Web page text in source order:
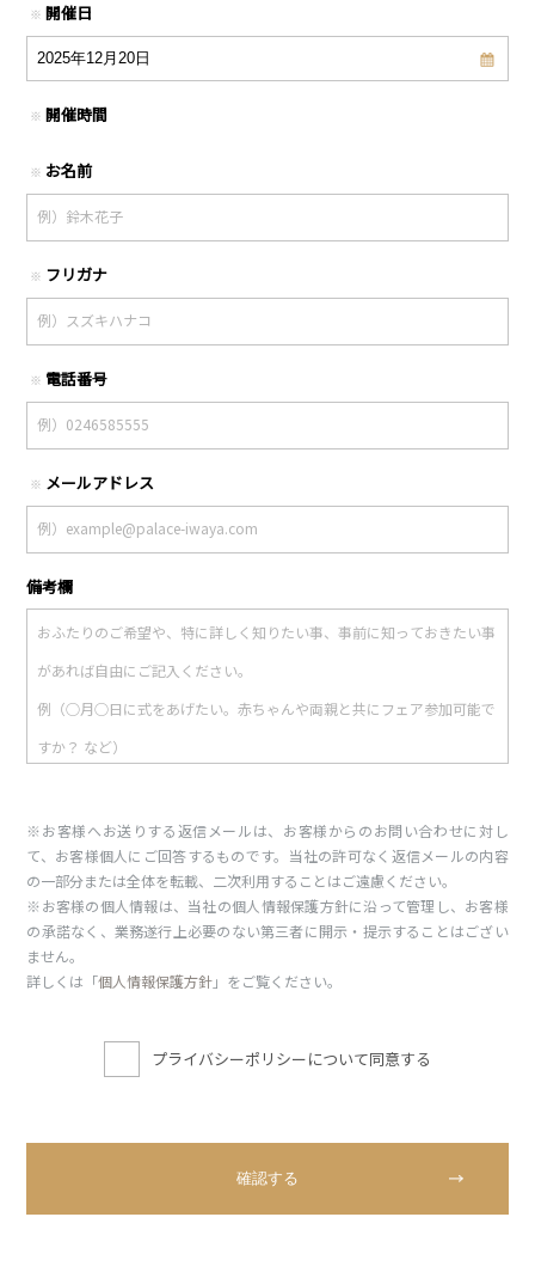
※ 開催日
※ 開催時間
※ お名前
※ フリガナ
※ 電話番号
※ メールアドレス
備考欄
※お客様へお送りする返信メールは、お客様からのお問い合わせに対し
て、お客様個人にご回答するものです。当社の許可なく返信メールの内容
の一部分または全体を転載、二次利用することはご遠慮ください。
※お客様の個人情報は、当社の個人情報保護方針に沿って管理し、お客様
の承諾なく、業務遂行上必要のない第三者に開示・提示することはござい
ません。
詳しくは「個人情報保護方針」をご覧ください。
プライバシーポリシーについて同意する